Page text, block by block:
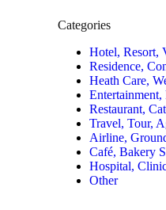
Categories
Hotel, Resort,
Residence,
Heath Care,
Entertainment,
Restaurant,
Travel, Tour,
Airline,
Café, Bakery
Hospital,
Other